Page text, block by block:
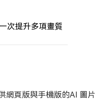
次提升多項畫質
網頁版與手機版的AI 圖片